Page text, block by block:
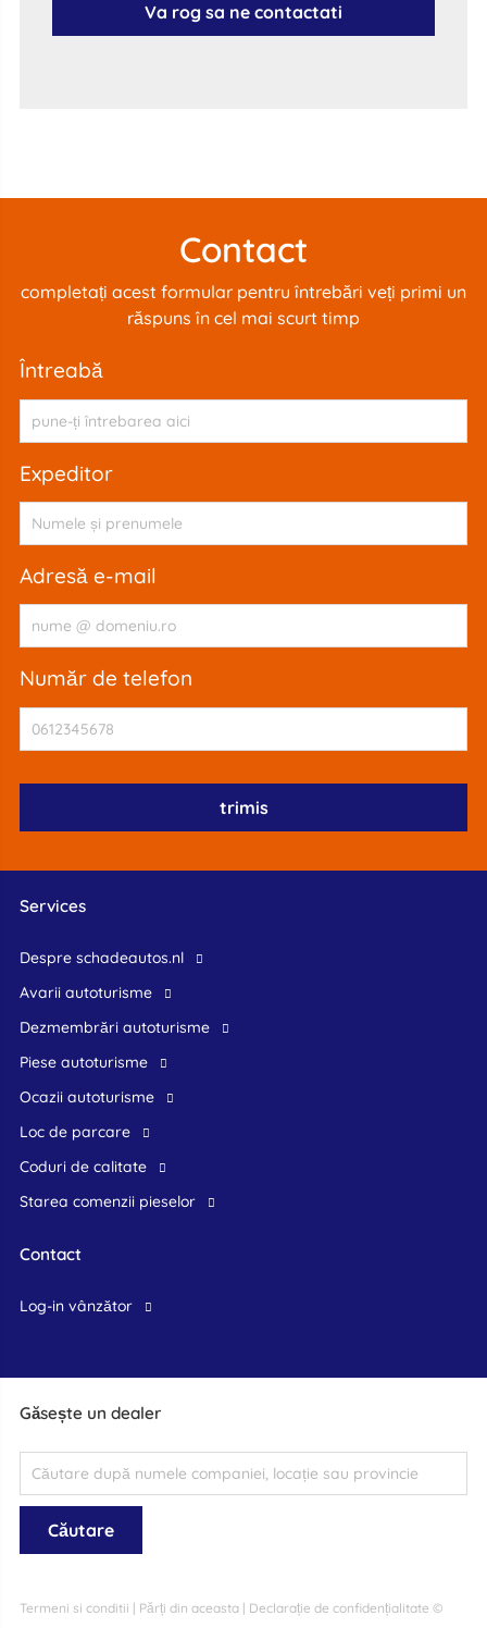
Va rog sa ne contactati
Contact
completați acest formular pentru întrebări veți primi un
răspuns în cel mai scurt timp
întreabă
expeditor
adresă e-mail
număr de telefon
Găsește un dealer
Termeni si conditii | Părți din aceasta| Declarație de confidențialitate ©
Services
Despre schadeautos.nl
Avarii autoturisme
Dezmembrări autoturisme
Piese autoturisme
Ocazii autoturisme
Loc de parcare
Coduri de calitate
Starea comenzii pieselor
Contact
log-in vânzător